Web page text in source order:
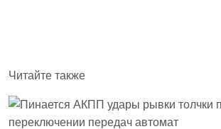
Читайте также